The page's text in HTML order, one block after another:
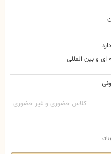
و بین المللی
کلاس حضوری و غیر حضوری